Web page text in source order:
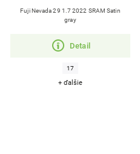
Detail
Fuji Nevada 29 1.7 2022 SRAM Satin
gray
17
+ ďalšie